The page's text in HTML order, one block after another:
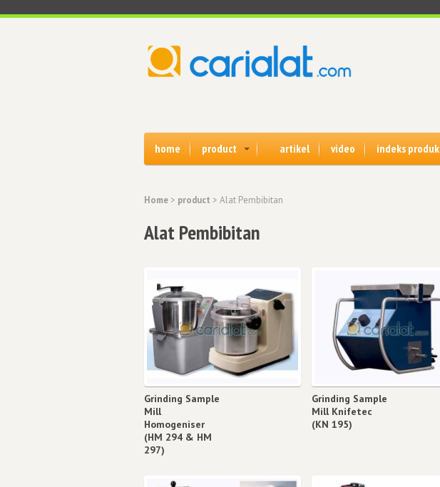
home product artikel video indeks produk
Home > product > Alat Pembibitan
Alat Pembibitan
Grinding Sample
Mill
Homogeniser
(HM 294 & HM
297)
Grinding Sample
Mill Knifetec
(KN 195)